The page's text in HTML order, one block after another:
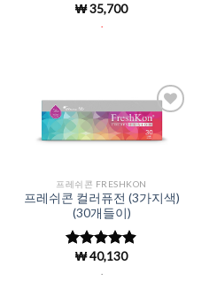
5 중에서
로 평
₩35,700
Add to
Wishlist
프레쉬콘 FRESHKON
프레쉬콘 컬러퓨전 (3가지색)
(30개들이)
5 중에서
로 평
₩40,130